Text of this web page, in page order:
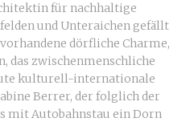
für nachhaltige
und Unteraichen gefällt
dörfliche Charme,
das zwischenmenschliche
kulturell-internationale
Berrer, der folglich der
mit Autobahnstau ein Dorn